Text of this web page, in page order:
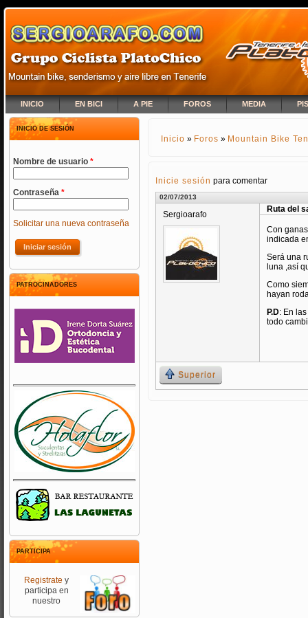
INICIO EN BICI A PIE FOROS MEDIA
INICIO DE SESIÓN
Nombre de usuario *
Contraseña *
Solicitar una nueva contraseña
PATROCINADORES
PARTICIPA
Registrate y
participa en
nuestro
SE ENCUENTRA USTED
Inicio » Foros » Mountain Bike
Inicie sesión para comentar
02/07/2013
Sergioarafo
Ruta del
Con
indicada
Será una
luna ,así
Como
hayan
P.D: En
todo
Superior